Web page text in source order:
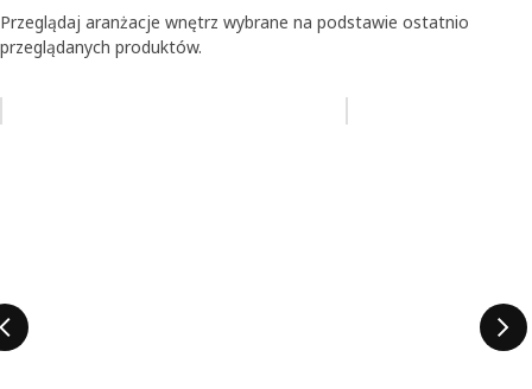
Przeglądaj aranżacje wnętrz wybrane na podstawie ostatnio
przeglądanych produktów.